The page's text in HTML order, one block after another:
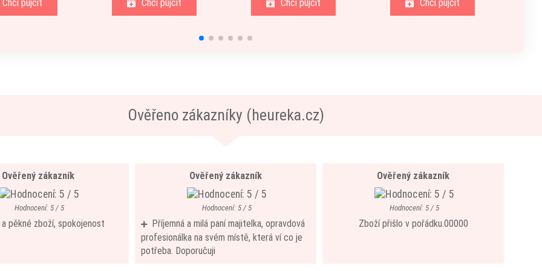
Chci půjčit Chci půjčit Chci půjčit Chci půjčit
Ověřeno zákazníky (heureka.cz)
Ověřený zákazník
Hodnocení: 5 / 5
pěkné zboží, spokojenost
Ověřený zákazník
Hodnocení: 5 / 5
Příjemná a milá paní majitelka, opravdová
profesionálka na svém místě, která ví co je
potřeba. Doporučuji
Ověřený zákazník
Hodnocení: 5 / 5
Zboží přišlo v pořádku.00000